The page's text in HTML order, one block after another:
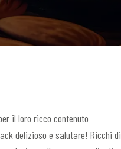
il loro ricco contenuto
delizioso e salutare! Ricchi di